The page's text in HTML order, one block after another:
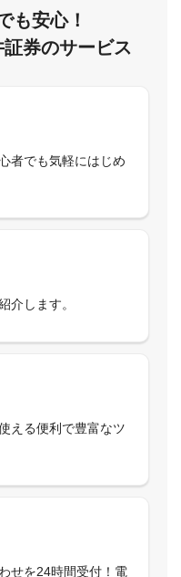
も安心！
券のサービス
者でも気軽にはじめ
介します。
える便利で豊富なツ
せを24時間受付！電